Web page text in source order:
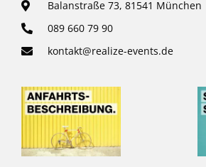
Balanstraße 73, 81541 München
089 660 79 90
kontakt@realize-events.de